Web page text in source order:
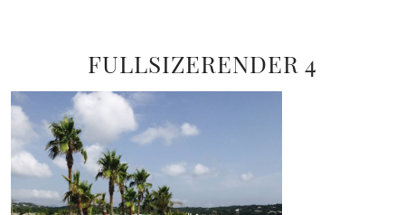
FULLSIZERENDER 4